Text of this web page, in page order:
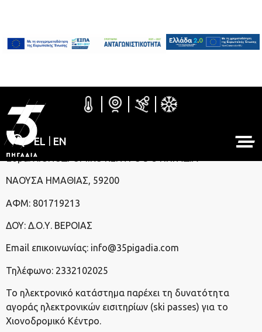
EL EN
Όροι χρήσης ηλεκτρονικού
1. Στοιχεία Επιχείρησης
Επωνυμία: ΟΡΕΙΝΟΣ ΤΟΥΡΙΣΜΟΣ Α.Ε.
Έδρα: ΧΙΟΝΟΔΡΟΜΙΚΟ ΚΕΝΤΡΟ 3-5 ΠΗΓΑΔΙΑ
ΝΑΟΥΣΑ ΗΜΑΘΙΑΣ, 59200
ΑΦΜ: 801719213
ΔΟΥ: Δ.Ο.Υ. ΒΕΡΟΙΑΣ
Email επικοινωνίας: info@35pigadia.com
Τηλέφωνο: 2332102025
Το ηλεκτρονικό κατάστημα παρέχει τη δυνατότητα
αγοράς ηλεκτρονικών εισιτηρίων (ski passes) για το
Χιονοδρομικό Κέντρο.